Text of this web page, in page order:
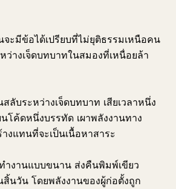
ะมีข้อได้เปรียบที่ไม่ยุติธรรมเหนือคน
ว่างเจ็ดบทบาทในสมองที่เหนื่อยล้า
ลับระหว่างเจ็ดบทบาท เสียเวลาหนึ่ง
โค้ดหนึ่งบรรทัด เผาพลังงานทาง
งแทนที่จะเป็นเนื้อหาสาระ
ำงานแบบขนาน ส่งคืนพิมพ์เขียว
นวัน โดยพลังงานของผู้ก่อตั้งถูก